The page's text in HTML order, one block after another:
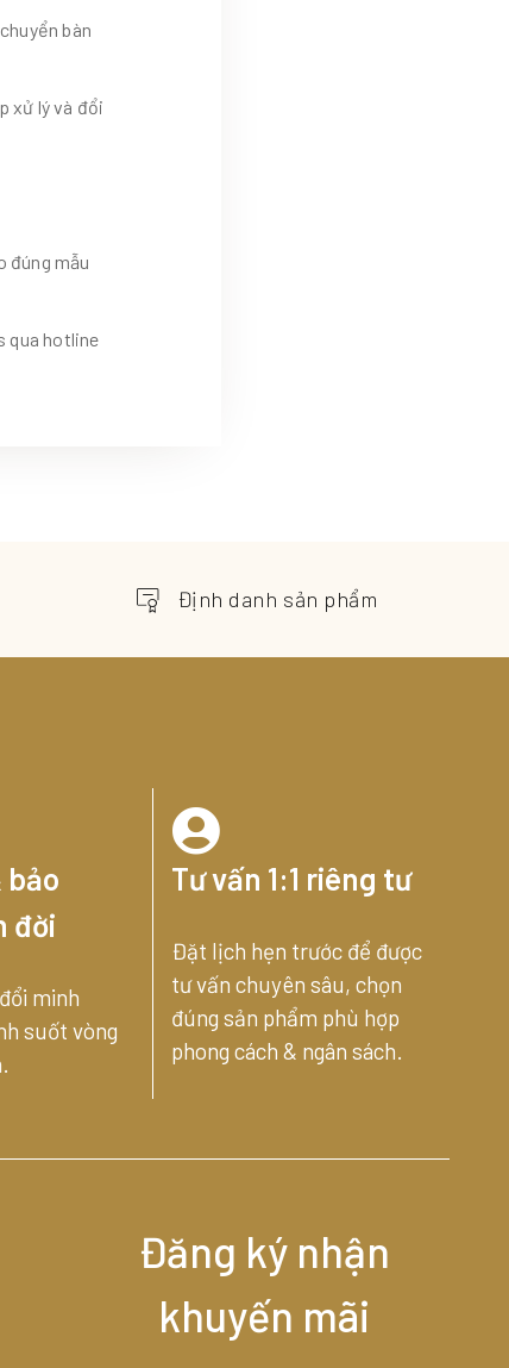
bàn
xử lý và đổi
đúng mẫu
qua hotline
Định danh sản phẩm
bảo
đời
minh
suốt vòng
Tư vấn 1:1 riêng tư
Đặt lịch hẹn trước để được
tư vấn chuyên sâu, chọn
đúng sản phẩm phù hợp
phong cách & ngân sách.
Đăng ký nhận
khuyến mãi